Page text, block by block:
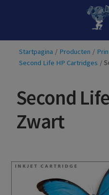
Startpagina / Producten /
Second Life HP Cartridges /
Second
Zwart